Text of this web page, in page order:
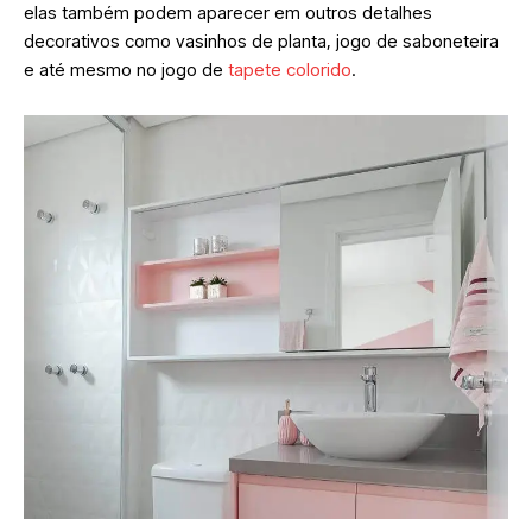
elas também podem aparecer em outros detalhes
decorativos como vasinhos de planta, jogo de saboneteira
e até mesmo no jogo de tapete colorido.